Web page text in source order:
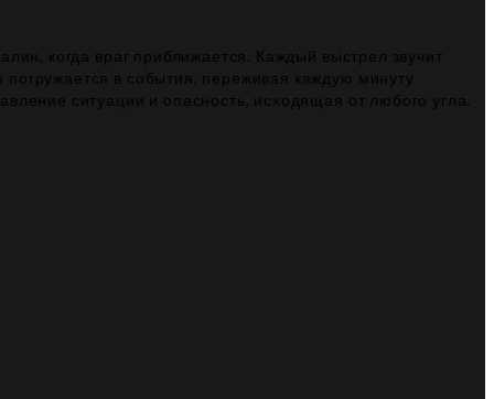
когда враг приближается. Каждый выстрел звучит
в события, переживая каждую минуту
ситуации и опасность, исходящая от любого угла.